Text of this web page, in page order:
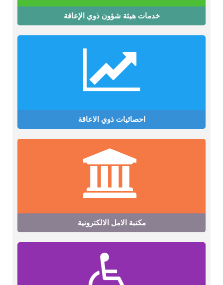
خدمات هيئة شؤون ذوي الإعاقة
احصائيات ذوي الاعاقة
مكتبة الامل الالكترونية